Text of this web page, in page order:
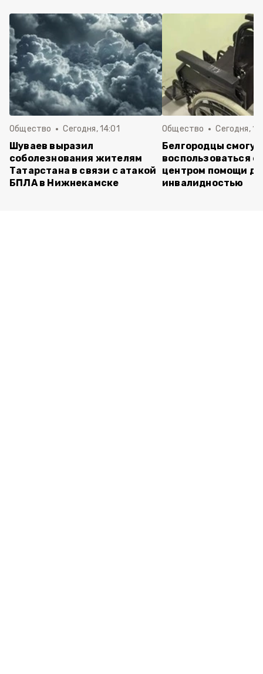
Общество Сегодня, 14:01
Шуваев выразил
соболезнования жителям
Татарстана в связи с атакой
БПЛА в Нижнекамске
Общество Сегодня,
Белгородцы смогут
воспользоваться
центром помощи
инвалидностью